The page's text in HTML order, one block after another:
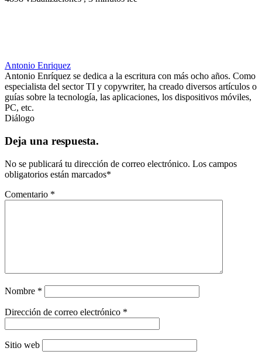
Antonio Enriquez
Antonio Enríquez se dedica a la escritura con más ocho años. Como
especialista del sector TI y copywriter, ha creado diversos artículos o
guías sobre la tecnología, las aplicaciones, los dispositivos móviles,
PC, etc.
Diálogo
Deja una respuesta.
No se publicará tu dirección de correo electrónico. Los campos
obligatorios están marcados*
Comentario *
Nombre *
Dirección de correo electrónico *
Sitio web